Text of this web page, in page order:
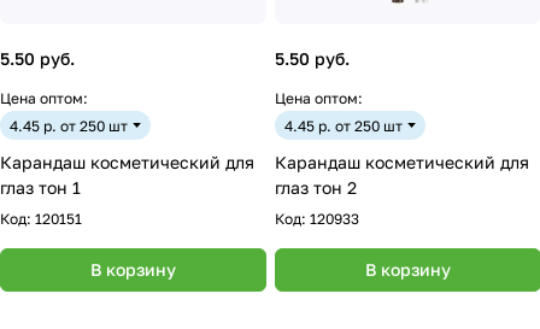
5.50 руб.
Цена оптом:
4.45 р. от 250 шт
Карандаш косметический для
глаз тон 1
Код: 120151
В корзину
5.50 руб.
Цена оптом:
4.45 р. от 250 шт
Карандаш косметический для
глаз тон 2
Код: 120933
В корзину